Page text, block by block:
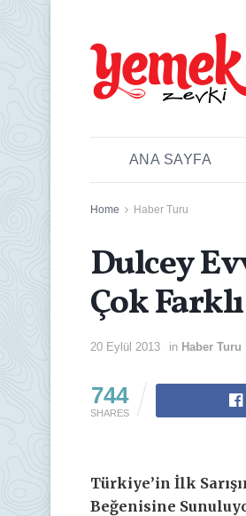
ANA SAYFA
Home Haber Turu
Dulcey
Çok Farklı
20 Eylül 2013 in Haber Turu
744
SHARES
Türkiye’in İlk
Beğenisine